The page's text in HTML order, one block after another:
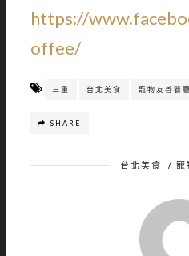
https://
offee/
三重 台北美食 寵物友善餐廳
SHARE
台北美食 / 寵